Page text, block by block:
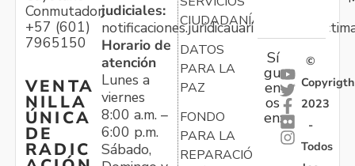
Conmutador:
+57 (601)
7965150
VENTA
NILLA
ÚNICA
DE
RADIC
judiciales:
Horario de
atención
Lunes a
viernes
8:00 a.m. –
6:00 p.m.
Sábado,
CIUDADANÍA
DATOS
PARA LA
PAZ
FONDO
PARA LA
REPARACIÓN
Sí
gu
en
os
en:
©
Copyrigth
2023
-
Todos